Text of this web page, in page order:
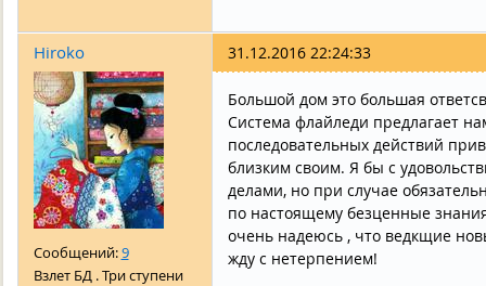
Hiroko
Сообщений:9
Взлет БД . Три ступени
31.12.2016 22:24:33
Большой дом это большая
Система флайледи предлагает
последовательных действий
близким своим. Я бы с
делами, но при случае
по настоящему безценные
очень надеюсь , что ведкщие
жду с нетерпением!